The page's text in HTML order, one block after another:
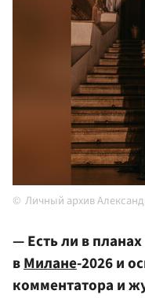
Личный архив
— Есть ли в
вМилане-2026 и
комментатора и